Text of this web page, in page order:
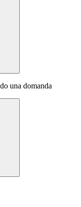
una domanda